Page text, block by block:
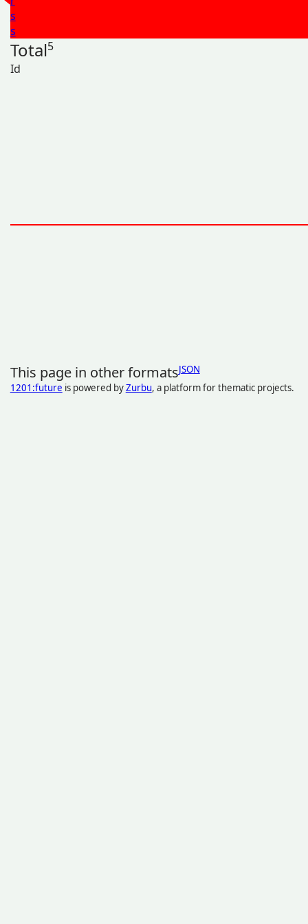
s
s
Total5
Id
This page in other formatsJSON
1201:future is powered byZurbu, a platform for thematic projects.